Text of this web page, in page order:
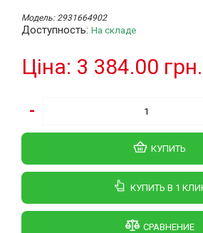
Модель:2931664902
Доступность: На складе
Цiна: 3 384.00
-
КУПИТЬ
КУПИТЬ В 1
СРАВНЕНИЕ